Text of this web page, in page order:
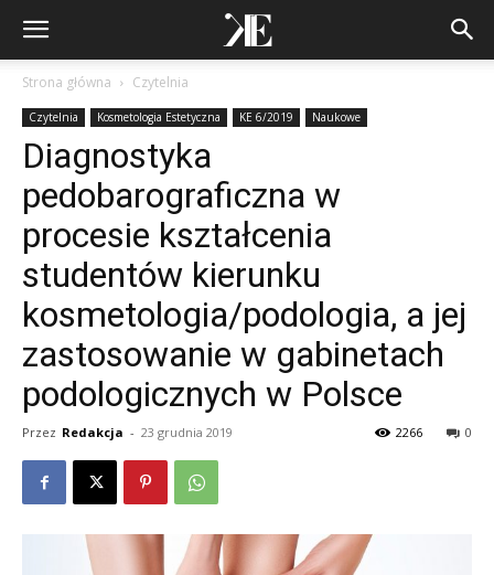
Strona główna Czytelnia
Czytelnia Kosmetologia Estetyczna KE 6/2019 Naukowe
Diagnostyka
pedobarograficzna w
procesie kształcenia
studentów kierunku
kosmetologia/podologia, a jej
zastosowanie w gabinetach
podologicznych w Polsce
Przez Redakcja - 23 grudnia 2019 0
2266